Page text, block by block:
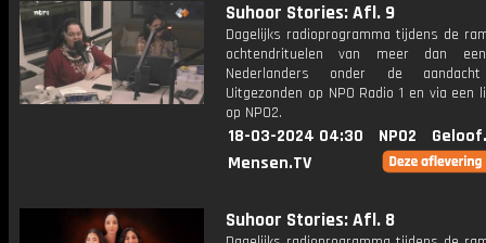
Suhoor Stories: Afl. 9
Dagelijks radioprogramma tijdens de
ochtendrituelen van meer dan
Nederlanders onder de
Uitgezonden op NPO Radio 1 en via een
op NPO2.
18-03-2024 04:30 NPO2
Mensen.TV
Suhoor Stories: Afl. 8